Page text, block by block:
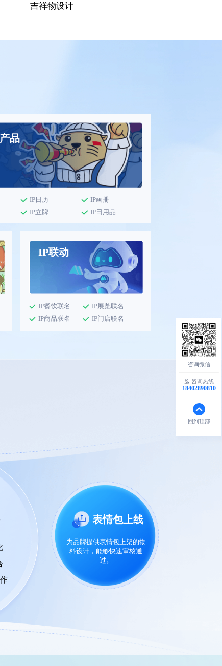
吉祥物设计
品
IP日历
IP画册
IP立牌 IP日用品
IP联动
IP餐饮联名
IP展览联名
IP商品联名
IP门店联名
表情包上线
为品牌提供表情包上架的物
料设计，能够快速审核通
过。
咨询热线
18402890810
回到顶部